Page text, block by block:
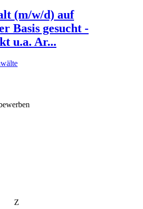
(m/w/d) auf
Basis gesucht -
u.a. Ar...
Z